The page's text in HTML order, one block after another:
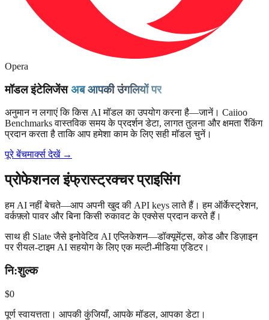
Opera
मॉडल इंटेलिजेंसअब आपकी उंगलियों पर
अनुमान न लगाएं कि किस AI मॉडल का उपयोग करना है—जानें। Caiioo
Benchmarks वास्तविक समय के प्रदर्शन डेटा, लागत तुलना और क्षमता रैंकिंग
प्रदान करता है ताकि आप हमेशा काम के लिए सही मॉडल चुनें।
पूरे बेंचमार्क्स देखें →
प्रोफेशनल इंफ्रास्ट्रक्चर प्राइसिंग
हम AI नहीं बेचते—आप अपनी खुद की API keys लाते हैं। हम ऑर्केस्ट्रेशन,
वर्कफ़्लो पावर और बिना किसी रुकावट के एक्सेस प्रदान करते हैं।
साथ ही Slate जैसे इनोवेटिव AI एप्लिकेशन—डॉक्यूमेंट्स, कोड और डिज़ाइन
पर रीयल-टाइम AI सहयोग के लिए एक मल्टी-मीडिया एडिटर।
नि:शुल्क
$0
पूर्ण स्वायत्तता। आपकी कुंजियाँ, आपके मॉडल, आपका डेटा।